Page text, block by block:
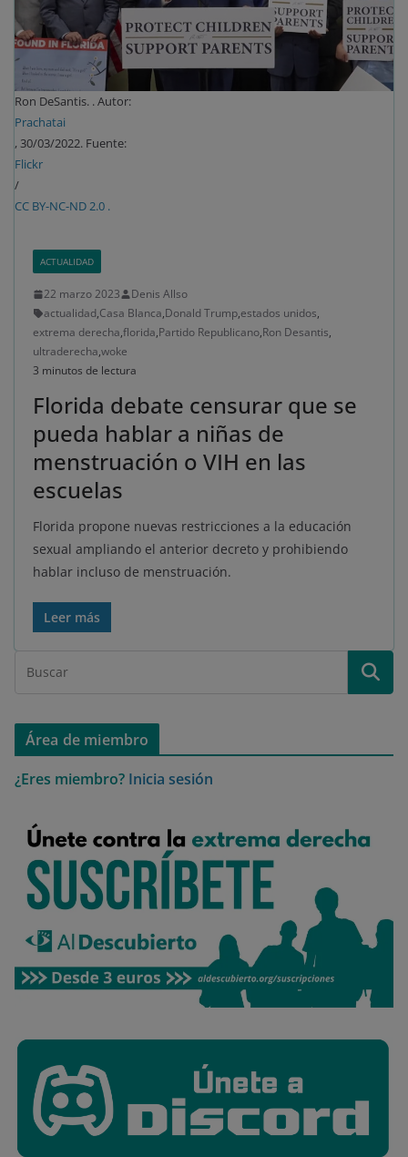
Ron DeSantis. . Autor:
Prachatai
, 30/03/2022. Fuente:
Flickr
/
CC BY-NC-ND 2.0 .
ACTUALIDAD
22 marzo 2023
Denis Allso
actualidad,Casa Blanca,Donald Trump,estados unidos,
extrema derecha,florida,Partido Republicano,Ron Desantis,
ultraderecha,woke
3 minutos de lectura
Florida debate censurar que se
pueda hablar a niñas de
menstruación o VIH en las
escuelas
Florida propone nuevas restricciones a la educación
sexual ampliando el anterior decreto y prohibiendo
hablar incluso de menstruación.
Leer más
Área de miembro
¿Eres miembro? Inicia sesión